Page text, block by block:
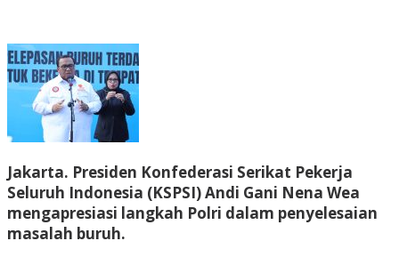
Jakarta. Presiden Konfederasi Serikat Pekerja
Seluruh Indonesia (KSPSI) Andi Gani Nena Wea
mengapresiasi langkah Polri dalam penyelesaian
masalah buruh.